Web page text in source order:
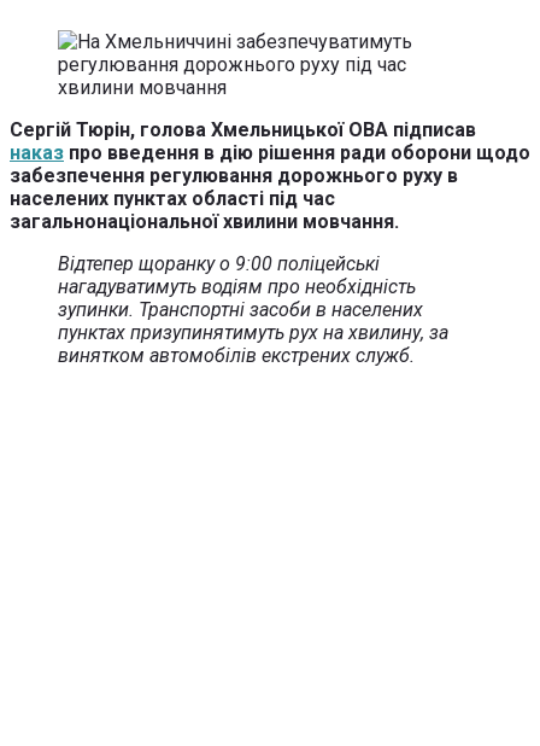
Сергій Тюрін, голова Хмельницької ОВА підписав
наказ про введення в дію рішення ради оборони щодо
забезпечення регулювання дорожнього руху в
населених пунктах області під час
загальнонаціональної хвилини мовчання.
Відтепер щоранку о 9:00 поліцейські
нагадуватимуть водіям про необхідність
зупинки. Транспортні засоби в населених
пунктах призупинятимуть рух на хвилину, за
винятком автомобілів екстрених служб.